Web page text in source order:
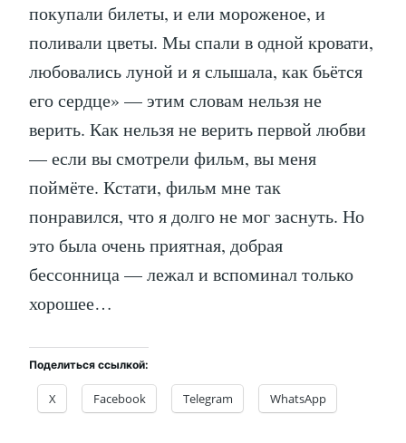
покупали билеты, и ели мороженое, и
поливали цветы. Мы спали в одной кровати,
любовались луной и я слышала, как бьётся
его сердце» — этим словам нельзя не
верить. Как нельзя не верить первой любви
— если вы смотрели фильм, вы меня
поймёте. Кстати, фильм мне так
понравился, что я долго не мог заснуть. Но
это была очень приятная, добрая
бессонница — лежал и вспоминал только
хорошее…
Поделиться ссылкой:
X Facebook Telegram WhatsApp